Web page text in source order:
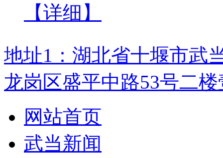
【详细】
地址1：湖北省十堰市武
龙岗区盛平中路53号二
网站首页
武当新闻